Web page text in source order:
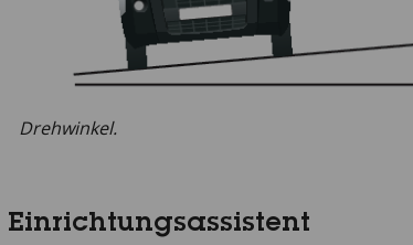
Drehwinkel.
Einrichtungsassistent